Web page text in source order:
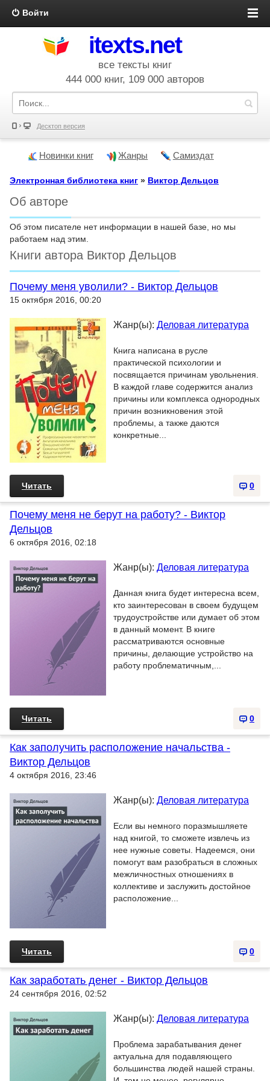
Войти
itexts.net
все тексты книг
444 000 книг, 109 000 авторов
Десктоп версия
Новинки книг Жанры Самиздат
Электронная библиотека книг » Виктор Дельцов
Об авторе
Об этом писателе нет информации в нашей базе, но мы
работаем над этим.
Книги автора Виктор Дельцов
Почему меня уволили? - Виктор Дельцов
15 октября 2016, 00:20
Жанр(ы): Деловая литература
Книга написана в русле
практической психологии и
посвящается причинам увольнения.
В каждой главе содержится анализ
причины или комплекса однородных
причин возникновения этой
проблемы, а также даются
конкретные...
0
Читать
Почему меня не берут на работу? - Виктор
Дельцов
6 октября 2016, 02:18
Жанр(ы): Деловая литература
Данная книга будет интересна всем,
кто заинтересован в своем будущем
трудоустройстве или думает об этом
в данный момент. В книге
рассматриваются основные
причины, делающие устройство на
работу проблематичным,...
0
Читать
Как заполучить расположение начальства -
Виктор Дельцов
4 октября 2016, 23:46
Жанр(ы): Деловая литература
Если вы немного поразмышляете
над книгой, то сможете извлечь из
нее нужные советы. Надеемся, они
помогут вам разобраться в сложных
межличностных отношениях в
коллективе и заслужить достойное
расположение...
0
Читать
Как заработать денег - Виктор Дельцов
24 сентября 2016, 02:52
Жанр(ы): Деловая литература
Проблема зарабатывания денег
актуальна для подавляющего
большинства людей нашей страны.